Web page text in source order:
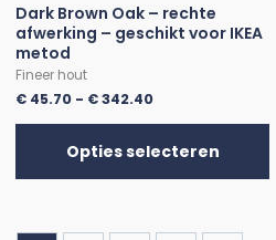
Dark Brown Oak – rechte
afwerking – geschikt voor IKEA
metod
Fineer hout
€ 45.70 - €342.40
Opties selecteren